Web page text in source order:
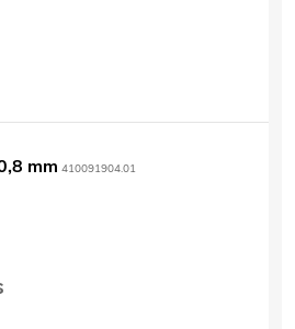
mm 410091904.01